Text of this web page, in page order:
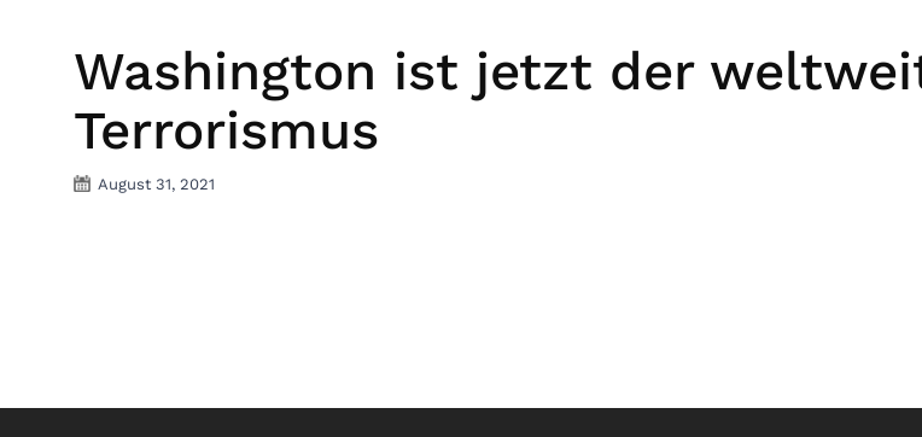
Washington ist jetzt der
Terrorismus
August 31, 2021